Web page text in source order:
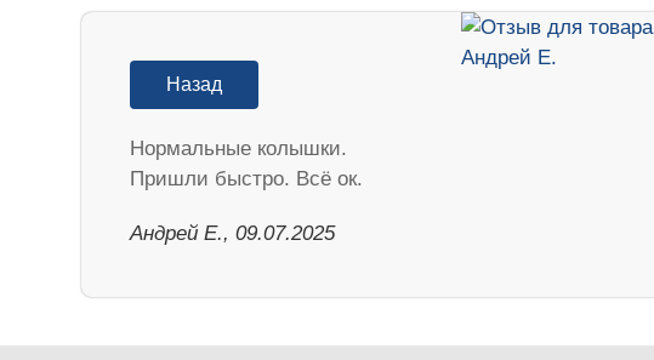
Назад
Нормальные колышки.
Пришли быстро. Всё ок.
Андрей Е., 09.07.2025